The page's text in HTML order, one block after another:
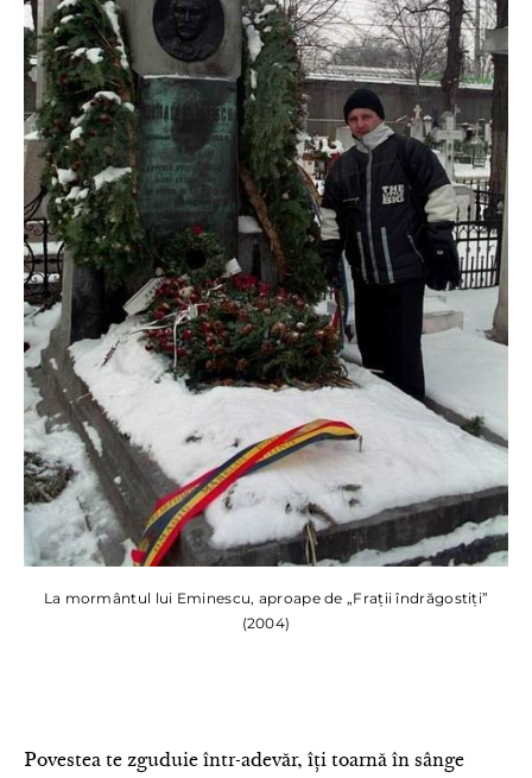
La mormântul lui Eminescu, aproape de „Frații îndrăgostiți”
(2004)
Povestea te zguduie într-adevăr, îți toarnă în sânge